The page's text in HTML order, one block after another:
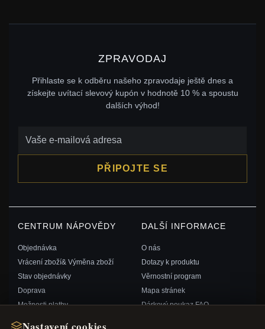
ZPRAVODAJ
Přihlaste se k odběru našeho zpravodaje ještě dnes a
získejte uvítací slevový kupón v hodnotě 10 % a spoustu
dalších výhod!
PŘIPOJTE SE
CENTRUM NÁPOVĚDY
Objednávka
Vrácení zboží& Výměna zboží
Stav objednávky
Doprava
Možnosti platby
DALŠÍ INFORMACE
O nás
Dotazy k produktu
Věrnostní program
Mapa stránek
Dárkový poukaz FAQ